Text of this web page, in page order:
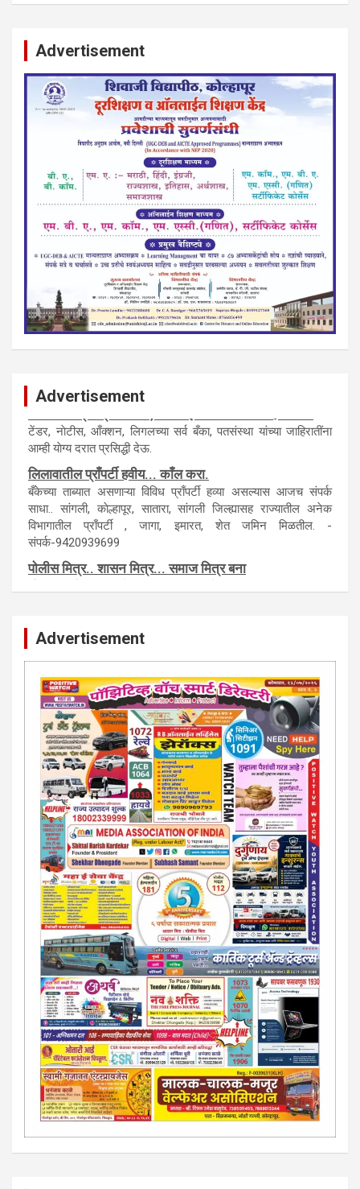
Advertisement
Advertisement
नवशक्ती- फ्री प्रेस जर्नल, मराठी इंग्लीश पेपरला जाहिरात द्या.
टेंडर, नाेटीस, आँक्शन, लिगलच्या सर्व बँका, पतसंस्था यांच्या जाहिरातींना
आम्ही याेग्य दरात प्रसिद्धी देऊ.
लिलावातील प्राँपर्टी हवीय... काँल करा.
बँकेच्या ताब्यात असणाऱ्या विविध प्राँपर्टी हव्या असल्यास आजच संपर्क
साधा.. सांगली, काेल्हापूर, सातारा, सांगली जिल्ह्यासह राज्यातील अनेक
विभागातील प्राँपर्टी , जागा, इमारत, शेत जमिन मिळतील. -
संपर्क-9420939699
कायदेशीर सल्ला या मार्गदर्शन पाहिजे. संपर्क साधा-
परिस्थितीनुसार तुम्ही जर आर्थिक, शैक्षणिक, सामाजिक समस्या, गुन्हेगारी,
शारीरीक त्रास, फसवणूक सारख्या प्रकरणात अडकला असाल, काेर्टाची
पायरी चढला असाल तर चिंता नकाे.. आम्ही मदत करू. मार्गदर्शन करू,
कायदेशीर सल्ला देऊ. - आजच संपर्क साधा- भारत साेनुले-8888207374
या AD सतिश कुंभार -9860944728
मराठी.. इंग्रजी पेपरला जाहिरात द्यायची संपर्क साधा..
मराठी इंग्रजी दैनिकासाठी जिल्हा, राज्य आवृत्तीसाठी जाहिराती स्विकारल्या
जातील. नवशक्ती, फ्री प्रेस जर्नल साठी तुम्हीही तुमच्या नाेटीस द्या. बँक,
13/213/4 सेल्स , डिमांड नाेटीस इतरांच्यापेक्षा वाजवी दरात आम्ही आपली
जाहिरात पब्लिश करू. माेबा. 9420939699
Advertisement